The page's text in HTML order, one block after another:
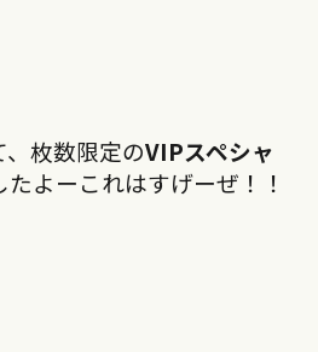
枚数限定のVIPスペシャ
たよーこれはすげーぜ！！